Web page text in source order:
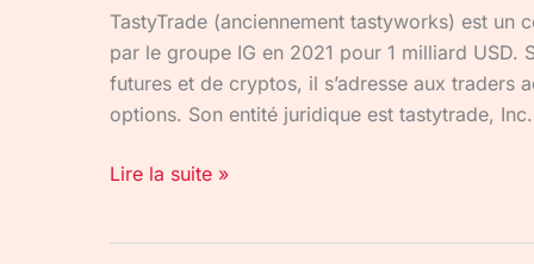
TastyTrade (anciennement tastyworks) est un
par le groupe IG en 2021 pour 1 milliard USD.
futures et de cryptos, il s’adresse aux
options. Son entité juridique est tastytrade,
Lire la suite »